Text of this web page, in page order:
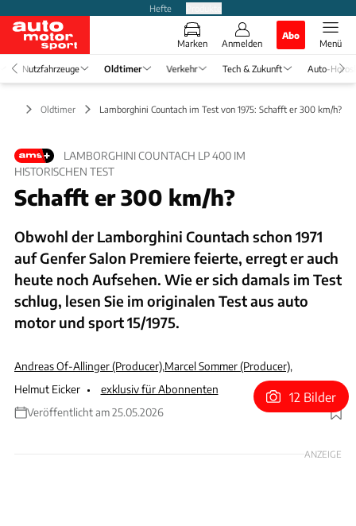
Hefte
Marken Anmelden
Abo
Menü
Nutzfahrzeuge Oldtimer Verkehr Tech & Zukunft Auto-
Oldtimer Lamborghini Countach im Test von 1975: Schafft er 300 km/h?
LAMBORGHINI COUNTACH LP 400 IM
HISTORISCHEN TEST
Schafft er 300 km/h?
Obwohl der Lamborghini Countach schon 1971
auf Genfer Salon Premiere feierte, erregt er auch
heute noch Aufsehen. Wie er sich damals im Test
schlug, lesen Sie im originalen Test aus auto
motor und sport 15/1975.
Andreas Of-Allinger (Producer),Marcel Sommer (Producer),
Helmut Eicker
exklusiv für Abonnenten
Veröffentlicht am 25.05.2026
Foto: Hans Peter Seufert
12 Bilder
ANZEIGE